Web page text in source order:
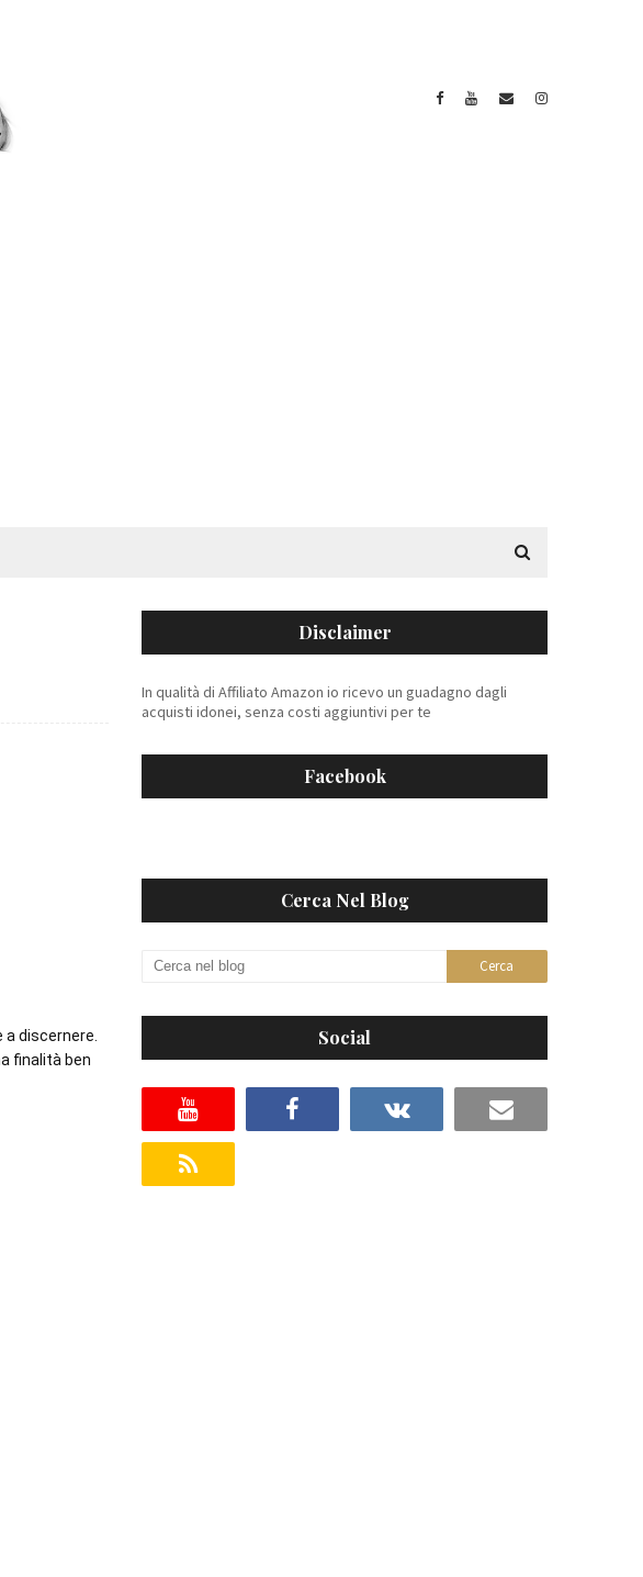
discernere.
finalità ben
Disclaimer
In qualità di Affiliato Amazon io ricevo un guadagno dagli
acquisti idonei, senza costi aggiuntivi per te
Facebook
Cerca Nel Blog
Social